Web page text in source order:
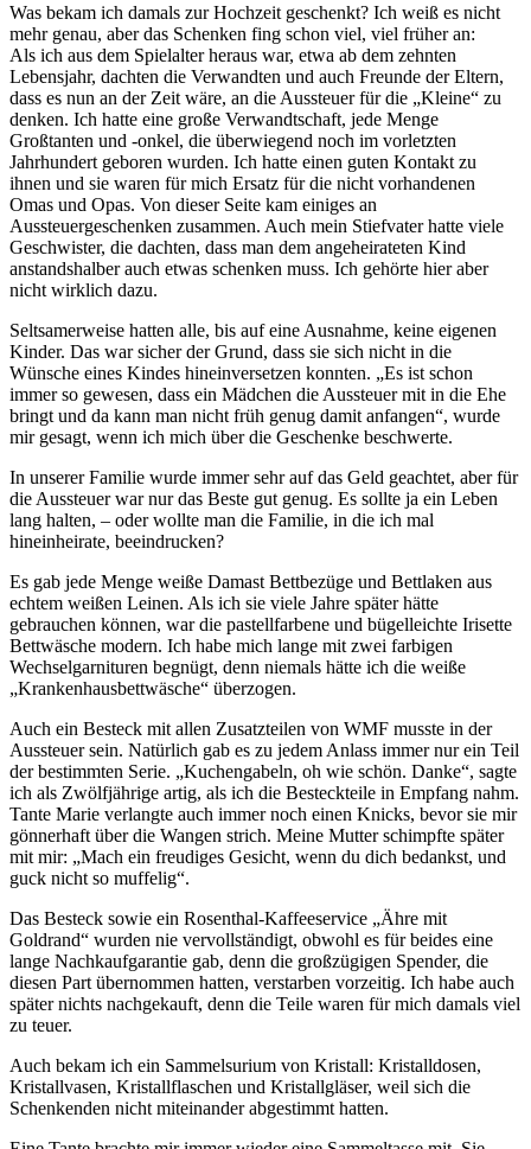
Was bekam ich damals zur Hochzeit geschenkt? Ich weiß es nicht
mehr genau, aber das Schenken fing schon viel, viel früher an:
Als ich aus dem Spielalter heraus war, etwa ab dem zehnten
Lebensjahr, dachten die Verwandten und auch Freunde der Eltern,
dass es nun an der Zeit wäre, an die Aussteuer für die
Kleine
zu
denken. Ich hatte eine große Verwandtschaft, jede Menge
Großtanten und -onkel, die überwiegend noch im vorletzten
Jahrhundert geboren wurden. Ich hatte einen guten Kontakt zu
ihnen und sie waren für mich Ersatz für die nicht vorhandenen
Omas und Opas. Von dieser Seite kam einiges an
Aussteuergeschenken zusammen. Auch mein Stiefvater hatte viele
Geschwister, die dachten, dass man dem angeheirateten Kind
anstandshalber auch etwas schenken muss. Ich gehörte hier aber
nicht wirklich dazu.
Seltsamerweise hatten alle, bis auf eine Ausnahme, keine eigenen
Kinder. Das war sicher der Grund, dass sie sich nicht in die
Wünsche eines Kindes hineinversetzen konnten.
Es ist schon
immer so gewesen, dass ein Mädchen die Aussteuer mit in die Ehe
bringt und da kann man nicht früh genug damit anfangen , wurde
mir gesagt, wenn ich mich über die Geschenke beschwerte.
In unserer Familie wurde immer sehr auf das Geld geachtet, aber für
die Aussteuer war nur das Beste gut genug. Es sollte ja ein Leben
lang halten, – oder wollte man die Familie, in die ich mal
hineinheirate, beeindrucken?
Es gab jede Menge weiße Damast Bettbezüge und Bettlaken aus
echtem weißen Leinen. Als ich sie viele Jahre später hätte
gebrauchen können, war die pastellfarbene und bügelleichte Irisette
Bettwäsche modern. Ich habe mich lange mit zwei farbigen
Wechselgarnituren begnügt, denn niemals hätte ich die weiße
Krankenhausbettwäsche
überzogen.
Auch ein Besteck mit allen Zusatzteilen von WMF musste in der
Aussteuer sein. Natürlich gab es zu jedem Anlass immer nur ein Teil
der bestimmten Serie.
Kuchengabeln, oh wie schön. Danke , sagte
ich als Zwölfjährige artig, als ich die Besteckteile in Empfang nahm.
Tante Marie verlangte auch immer noch einen Knicks, bevor sie mir
gönnerhaft über die Wangen strich. Meine Mutter schimpfte später
mit mir:
Mach ein freudiges Gesicht, wenn du dich bedankst, und
guck nicht so muffelig .
Das Besteck sowie ein Rosenthal-Kaffeeservice
Ähre mit
Goldrand
wurden nie vervollständigt, obwohl es für beides eine
lange Nachkaufgarantie gab, denn die großzügigen Spender, die
diesen Part übernommen hatten, verstarben vorzeitig. Ich habe auch
später nichts nachgekauft, denn die Teile waren für mich damals viel
zu teuer.
Auch bekam ich ein Sammelsurium von Kristall: Kristalldosen,
Kristallvasen, Kristallflaschen und Kristallgläser, weil sich die
Schenkenden nicht miteinander abgestimmt hatten.